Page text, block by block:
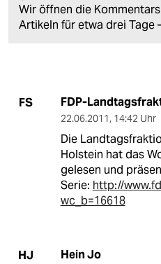
Wir öffnen die
Artikeln für etwa drei Tage
FS FDP-
22.06.2011, 14:42 Uhr
Die
Holstein hat das
gelesen und
Serie: http://
wc_b=16618
HJ Hein Jo